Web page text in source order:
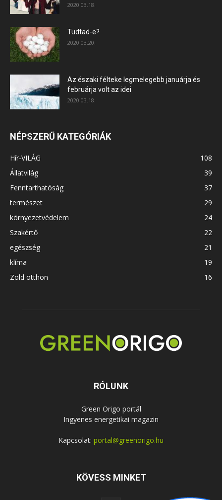
2020.03.18.
Tudtad-e?
2020.03.20.
Az északi félteke legmelegebb januárja és
februárja volt az idei
2020.03.18.
NÉPSZERŰ KATEGÓRIÁK
Hír-VILÁG
108
Állatvilág
39
Fenntarthatóság
37
természet
29
környezetvédelem
24
Szakértő
22
egészség
21
klíma
19
Zöld otthon
16
RÓLUNK
Green Origo portál
Ingyenes energetikai magazin
Kapcsolat: portal@greenorigo.hu
KÖVESS MINKET